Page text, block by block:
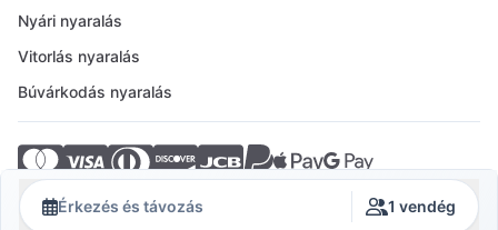
Érkezés és távozás 1 vendég
Nyári nyaralás
Vitorlás nyaralás
Búvárkodás nyaralás
© 2026 Crovillas GmbH